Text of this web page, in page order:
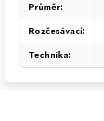
Průměr:
Rozčesávací:
Technika: